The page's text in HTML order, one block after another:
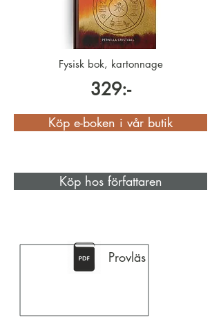
Fysisk bok, kartonnage
329:-
Köp e-boken i vår butik
Köp hos författaren
Provläs